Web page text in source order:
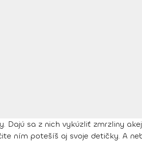
Dajú sa z nich vykúzliť zmrzliny
ním potešíš aj svoje detičky. A